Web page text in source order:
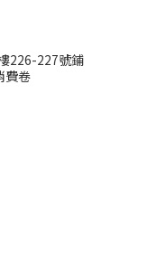
226-227號鋪
費卷